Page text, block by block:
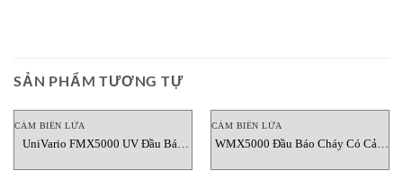
SẢN PHẨM TƯƠNG TỰ
CẢM BIẾN LỬA
UniVario FMX5000 UV Đầu Báo
CẢM BIẾN LỬA
WMX5000 Đầu Báo Cháy Có Cảm
Minimax Việt Nam